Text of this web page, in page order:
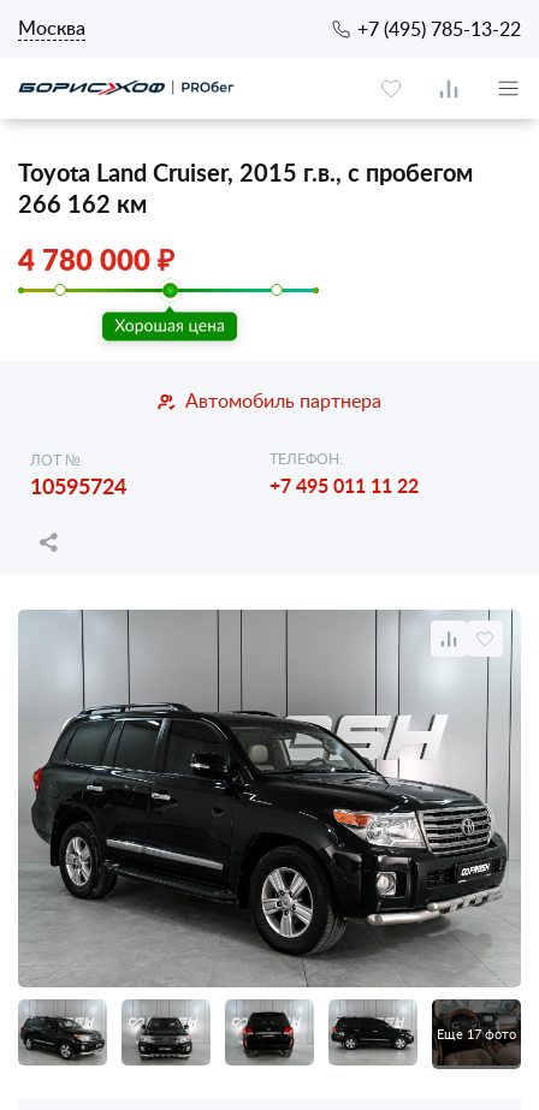
Москва +7 (495) 785-13-22
Toyota Land Cruiser, 2015 г.в., с пробегом
266 162 км
4 780 000 ₽
Автомобиль партнера
ЛОТ №
10595724
ТЕЛЕФОН:
+7 495 011 11 22
Еще 17 фото